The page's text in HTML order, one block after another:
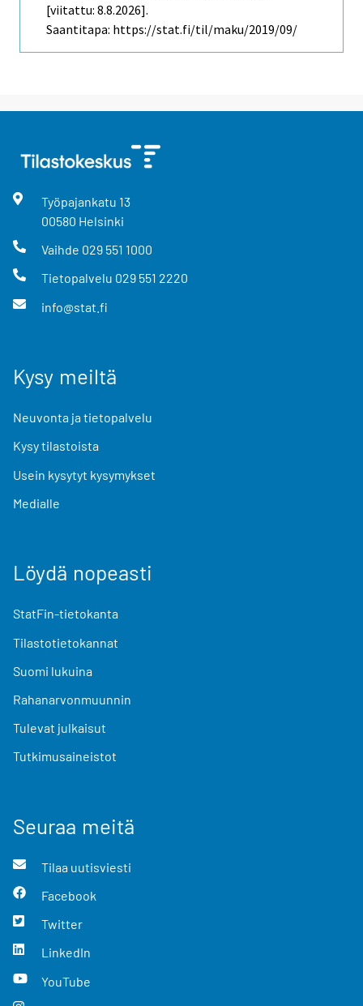
[viitattu: 8.8.2026].
Saantitapa: https://stat.fi/til/maku/2019/09/
Työpajankatu 13
00580 Helsinki
Vaihde 029 551 1000
Tietopalvelu 029 551 2220
info@stat.fi
Kysy meiltä
Neuvonta ja tietopalvelu
Kysy tilastoista
Usein kysytyt kysymykset
Medialle
Löydä nopeasti
StatFin-tietokanta
Tilastotietokannat
Suomi lukuina
Rahanarvonmuunnin
Tulevat julkaisut
Tutkimusaineistot
Seuraa meitä
Tilaa uutisviesti
Facebook
Twitter
LinkedIn
YouTube